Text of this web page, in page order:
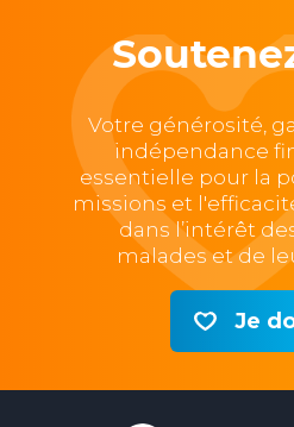
Votre générosité,
indépendance
essentielle pour la
missions et
dans l’intérêt
malades et de
Je